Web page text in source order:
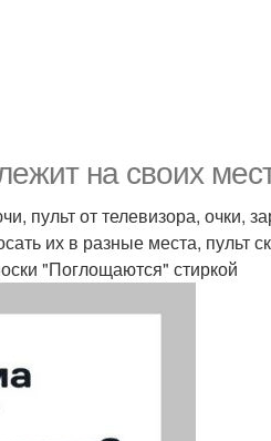
на своих
пульт от телевизора, очки,
их в разные места, пульт
"Поглощаются" стиркой